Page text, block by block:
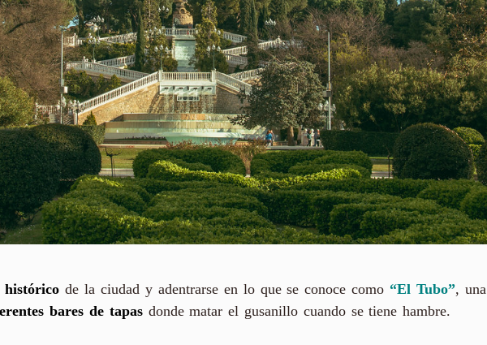
históricode la ciudad y adentrarse en lo que se conoce como “El Tubo”, una
bares de tapasdonde matar el gusanillo cuando se tiene hambre.